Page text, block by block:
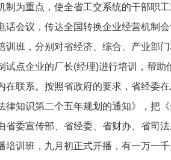
制为重点，使全省工交系统的干部职
话会议，传达全国转换企业经营机制
训班，分别对省经济、综合、产业部
试点企业的厂长(经理)进行培训，帮
在联系。按照省政府的要求，省经委
律知识第二个五年规划的通知》，把
省委宣传部、省经委、省财办、省司
培训班，九月初正式开播，有一万一